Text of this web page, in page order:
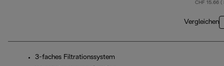
CHF 15.66 (
Vergleichen
3-faches Filtrationssystem